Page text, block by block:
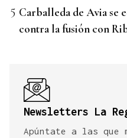
Carballeda de Avia se
contra la fusión con
Newsletters La
Apúntate a las que